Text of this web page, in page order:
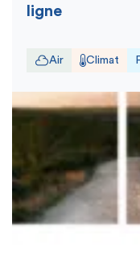
ligne
Air Climat